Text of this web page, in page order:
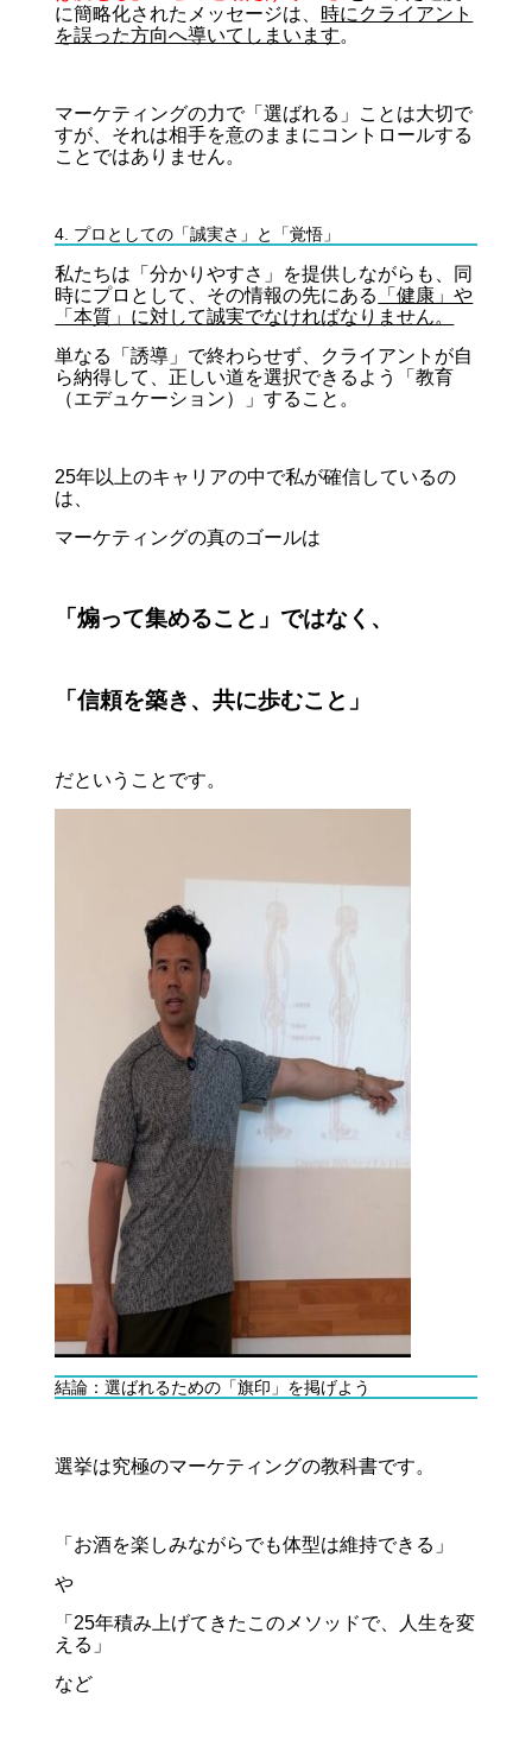
に簡略化されたメッセージは、 時にクライアント
を誤った方向へ導いてしまいます。
マーケティングの力で「選ばれる」ことは大切で
すが、それは相手を意のままにコントロールする
ことではありません。
4. プロとしての「誠実さ」と「覚悟」
私たちは「分かりやすさ」を提供しながらも、同
時にプロとして、その情報の先にある
「健康」や
「本質」に対して誠実でなければなりません。
単なる「誘導」で終わらせず、クライアントが自
ら納得して、正しい道を選択できるよう「教育
（エデュケーション）」すること。
25年以上のキャリアの中で私が確信しているの
は、
マーケティングの真のゴールは
「煽って集めること」ではなく、
「信頼を築き、共に歩むこと」
だということです。
結論：選ばれるための「旗印」を掲げよう
選挙は究極のマーケティングの教科書です。
「お酒を楽しみながらでも体型は維持できる」
や
「25年積み上げてきたこのメソッドで、人生を変
える」
など